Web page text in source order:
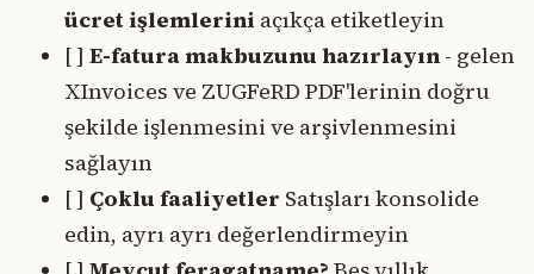
ücret işlemlerini açıkça etiketleyin
[ ] E-fatura makbuzunu hazırlayın - gelen
XInvoices ve ZUGFeRD PDF'lerinin doğru
şekilde işlenmesini ve arşivlenmesini
sağlayın
[ ] Çoklu faaliyetler Satışları konsolide
edin, ayrı ayrı değerlendirmeyin